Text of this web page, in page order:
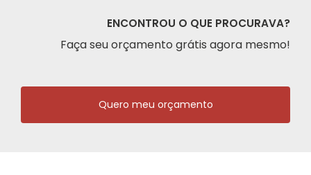
ENCONTROU O QUE PROCURAVA?
Faça seu orçamento grátis agora mesmo!
Quero meu orçamento